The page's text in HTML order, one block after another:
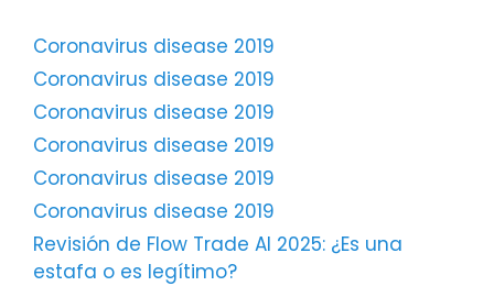
Coronavirus disease 2019
Coronavirus disease 2019
Coronavirus disease 2019
Coronavirus disease 2019
Coronavirus disease 2019
Coronavirus disease 2019
Revisión de Flow Trade AI 2025: ¿Es una
estafa o es legítimo?